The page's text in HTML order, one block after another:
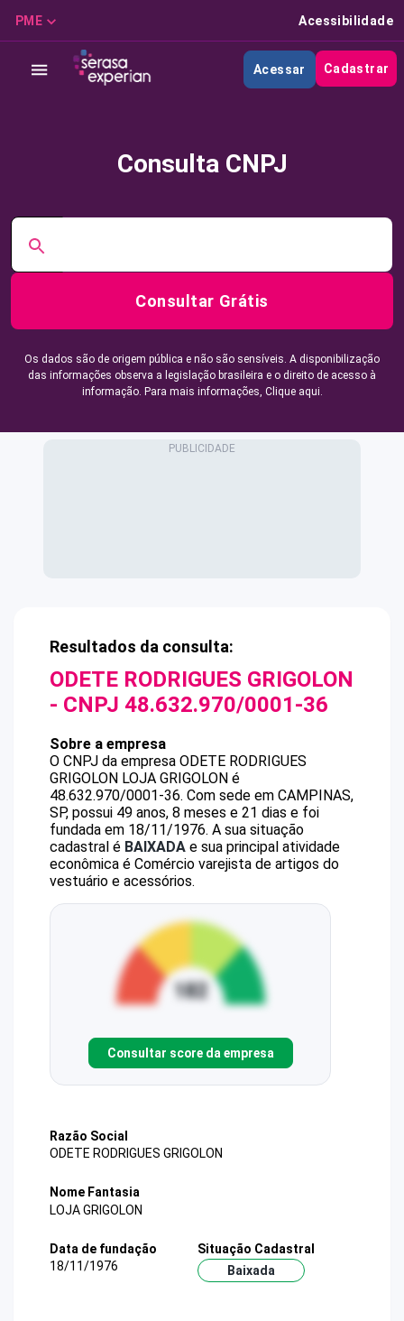
PME Acessibilidade
Acessar Cadastrar
Consulta CNPJ
Consultar Grátis
Os dados são de origem pública e não são sensíveis. A disponibilização
das informações observa a legislação brasileira e o direito de acesso à
informação. Para mais informações, Clique aqui.
Resultados da consulta:
ODETE RODRIGUES GRIGOLON
- CNPJ 48.632.970/0001-36
Sobre a empresa
O CNPJ da empresa ODETE RODRIGUES
GRIGOLON LOJA GRIGOLON é
48.632.970/0001-36. Com sede em CAMPINAS,
SP, possui 49 anos, 8 meses e 21 dias e foi
fundada em 18/11/1976. A sua situação
cadastral é BAIXADA e sua principal atividade
econômica é Comércio varejista de artigos do
vestuário e acessórios.
Consultar score da empresa
Razão Social
ODETE RODRIGUES GRIGOLON
Nome Fantasia
LOJA GRIGOLON
Data de fundação
18/11/1976
Situação Cadastral
Baixada